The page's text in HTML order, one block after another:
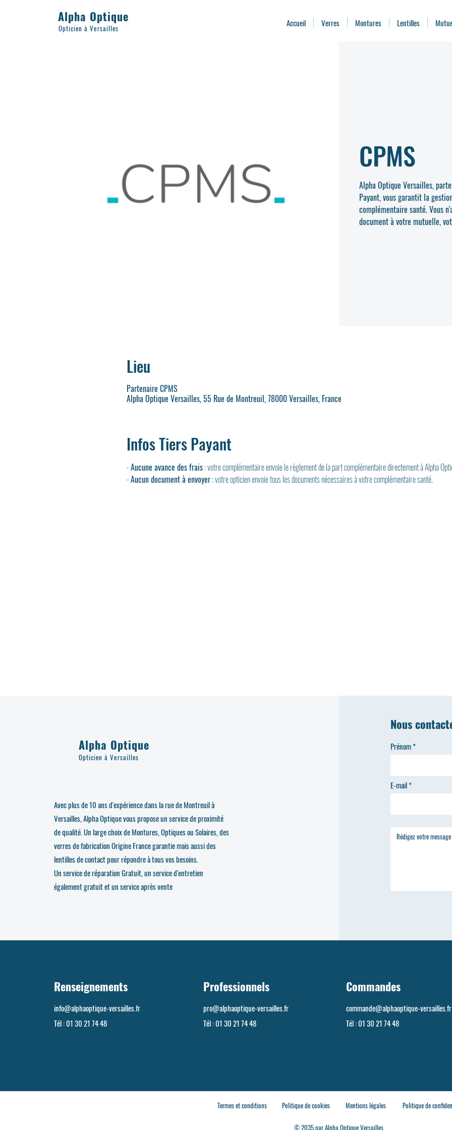
Alpha Optique
Opticien à Versailles Accueil Verres Montures Lentilles
CPMS
Alpha Optique Versailles,
Payant, vous garantit la
complémentaire santé. Vous
document à votre mutuelle,
Lieu
Partenaire CPMS
Alpha Optique Versailles, 55 Rue de Montreuil, 78000 Versailles, France
Infos Tiers Payant
- Aucune avance des frais : votre complémentaire envoie le règlement de la part complémentaire directement à Alpha
- Aucun document à envoyer : votre opticien envoie tous les documents nécessaires à votre complémentaire santé.
Alpha Optique
Opticien à Versailles
Avec plus de 10 ans d'expérience dans la rue de Montreuil à
Versailles, Alpha Optique vous propose un service de proximité
de qualité. Un large choix de Montures, Optiques ou Solaires, des
verres de fabrication Origine France garantie mais aussi des
lentilles de contact pour répondre à tous vos besoins.
Un service de réparation Gratuit, un service d'entretien
également gratuit et un service après vente
Nous
Prénom
E-mail
Renseignements
info@alphaoptique-versailles.fr
Tél :01 30 21 74 48
Professionnels
pro@alphaoptique-versailles.fr
Tél :01 30 21 74 48
Commandes
commande@alphaoptique-versailles.fr
Tél :01 30 21 74 48
Termes et conditions Politique de cookies Mentions légales Politique de
© 2035 par Alpha Optique Versailles.